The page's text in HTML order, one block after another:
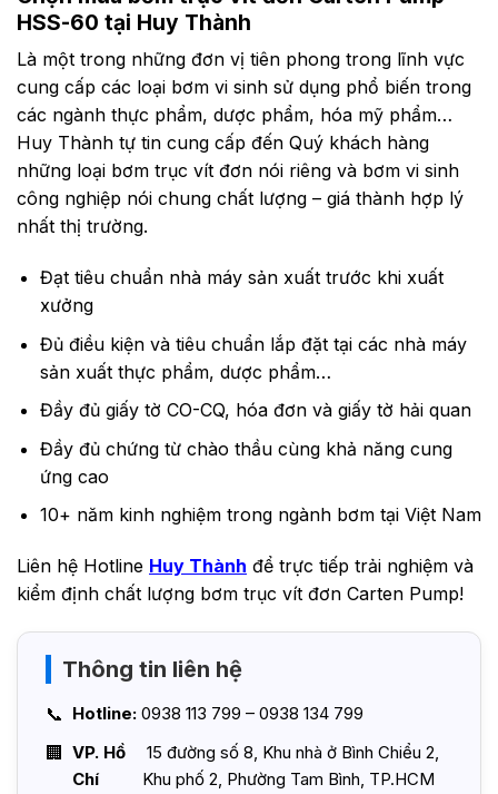
(RPM)
INLET/OUTLET
(MM)
32
0 –
960
38
960
51
–
4.0
100
–
720
51
3.0
5.5
100
–
720
51
7
– 7.5
100
–
720
89
100
14.0
7
4.0
– 7.5
100
–
720
89
110
30.0
7
7.5 –
11.0
100
–
720
101
HSS-
120
42.0
7
7.5 –
11.0
100
–
720
127
HSS-
150
60.0
7
11.0
15.0
100
720
152
HSS-60 tại Huy Thành
Là một trong những đơn vị tiên phong trong lĩnh vực
cung cấp các loại bơm vi sinh sử dụng phổ biến trong
các ngành thực phẩm, dược phẩm, hóa mỹ phẩm…
Huy Thành tự tin cung cấp đến Quý khách hàng
những loại bơm trục vít đơn nói riêng và bơm vi sinh
công nghiệp nói chung chất lượng – giá thành hợp lý
nhất thị trường.
Đạt tiêu chuẩn nhà máy sản xuất trước khi xuất
xưởng
Đủ điều kiện và tiêu chuẩn lắp đặt tại các nhà máy
sản xuất thực phẩm, dược phẩm…
Đầy đủ giấy tờ CO-CQ, hóa đơn và giấy tờ hải quan
Đầy đủ chứng từ chào thầu cùng khả năng cung
ứng cao
10+ năm kinh nghiệm trong ngành bơm tại Việt Nam
Liên hệ Hotline Huy Thành để trực tiếp trải nghiệm và
kiểm định chất lượng bơm trục vít đơn Carten Pump!
Thông tin liên hệ
Hotline: 0938 113 799 – 0938 134 799
VP. Hồ
Chí
15 đường số 8, Khu nhà ở Bình Chiểu 2,
Khu phố 2, Phường Tam Bình, TP.HCM